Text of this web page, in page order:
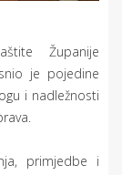
Županije
je pojedine
i nadležnosti
primjedbe i